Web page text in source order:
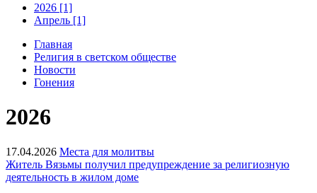
2026 [1]
Апрель [1]
Главная
Религия в светском обществе
Новости
Гонения
2026
17.04.2026 Места для молитвы
Житель Вязьмы получил предупреждение за религиозную
деятельность в жилом доме